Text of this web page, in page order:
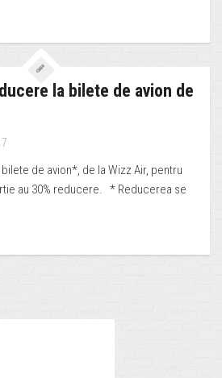
la bilete de avion de
de avion*, de la Wizz Air, pentru
au 30% reducere. * Reducerea se